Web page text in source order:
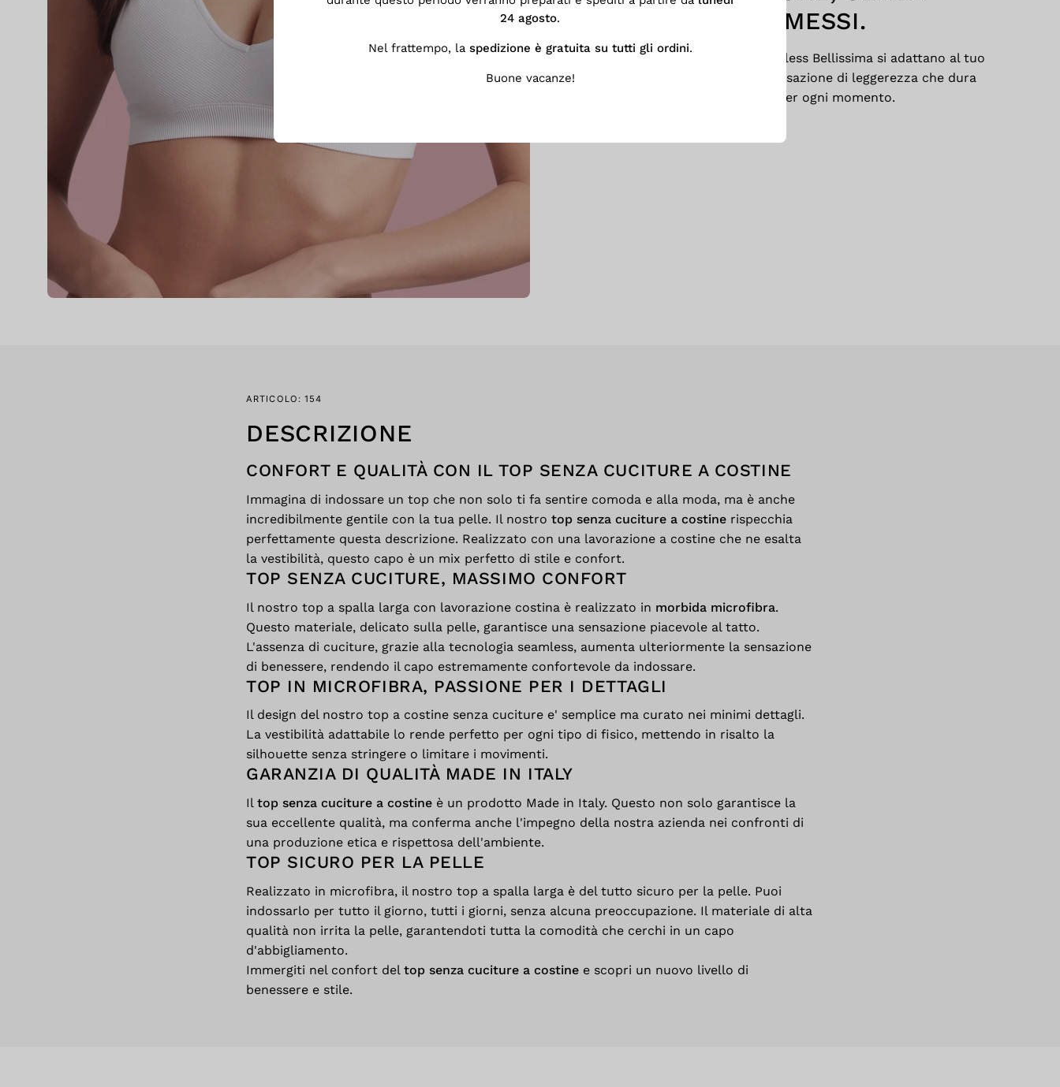
24 agosto.
Nel frattempo, la spedizione è gratuita su tutti gli ordini.
Buone vacanze!
COMPROMESSI.
Dimentica segni e fastidi: i capi seamless Bellissima si adattano al tuo
corpo con naturalezza, per una sensazione di leggerezza che dura
tutto il giorno. Ideali per ogni momento.
ARTICOLO: 154
DESCRIZIONE
CONFORT E QUALITÀ CON IL TOP SENZA CUCITURE A COSTINE
Immagina di indossare un top che non solo ti fa sentire comoda e alla moda, ma è anche
incredibilmente gentile con la tua pelle. Il nostro top senza cuciture a costine rispecchia
perfettamente questa descrizione. Realizzato con una lavorazione a costine che ne esalta
la vestibilità, questo capo è un mix perfetto di stile e confort.
TOP SENZA CUCITURE, MASSIMO CONFORT
Il nostro top a spalla larga con lavorazione costina è realizzato in morbida microfibra.
Questo materiale, delicato sulla pelle, garantisce una sensazione piacevole al tatto.
L'assenza di cuciture, grazie alla tecnologia seamless, aumenta ulteriormente la sensazione
di benessere, rendendo il capo estremamente confortevole da indossare.
TOP IN MICROFIBRA, PASSIONE PER I DETTAGLI
Il design del nostro top a costine senza cuciture e' semplice ma curato nei minimi dettagli.
La vestibilità adattabile lo rende perfetto per ogni tipo di fisico, mettendo in risalto la
silhouette senza stringere o limitare i movimenti.
GARANZIA DI QUALITÀ MADE IN ITALY
Il top senza cuciture a costine è un prodotto Made in Italy. Questo non solo garantisce la
sua eccellente qualità, ma conferma anche l'impegno della nostra azienda nei confronti di
una produzione etica e rispettosa dell'ambiente.
TOP SICURO PER LA PELLE
Realizzato in microfibra, il nostro top a spalla larga è del tutto sicuro per la pelle. Puoi
indossarlo per tutto il giorno, tutti i giorni, senza alcuna preoccupazione. Il materiale di alta
qualità non irrita la pelle, garantendoti tutta la comodità che cerchi in un capo
d'abbigliamento.
Immergiti nel confort del top senza cuciture a costine e scopri un nuovo livello di
benessere e stile.